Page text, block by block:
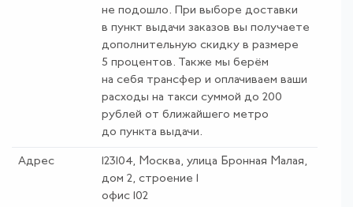
не подошло. При выборе доставки
в пункт выдачи заказов вы получаете
дополнительную скидку в размере
5 процентов. Также мы берём
на себя трансфер и оплачиваем ваши
расходы на такси суммой до 200
рублей от ближайшего метро
до пункта выдачи.
Адрес
123104, Москва, улица Бронная Малая,
дом 2, строение 1
офис 102